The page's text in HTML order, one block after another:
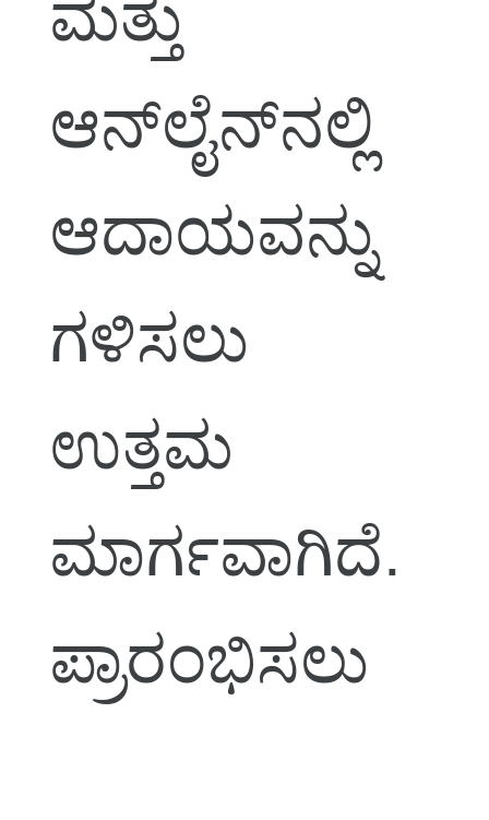
ಮತ್ತು
ಆನ್‌ಲೈನ್‌ನಲ್ಲಿ
ಆದಾಯವನ್ನು
ಗಳಿಸಲು
ಉತ್ತಮ
ಮಾರ್ಗವಾಗಿದೆ.
ಪ್ರಾರಂಭಿಸಲು